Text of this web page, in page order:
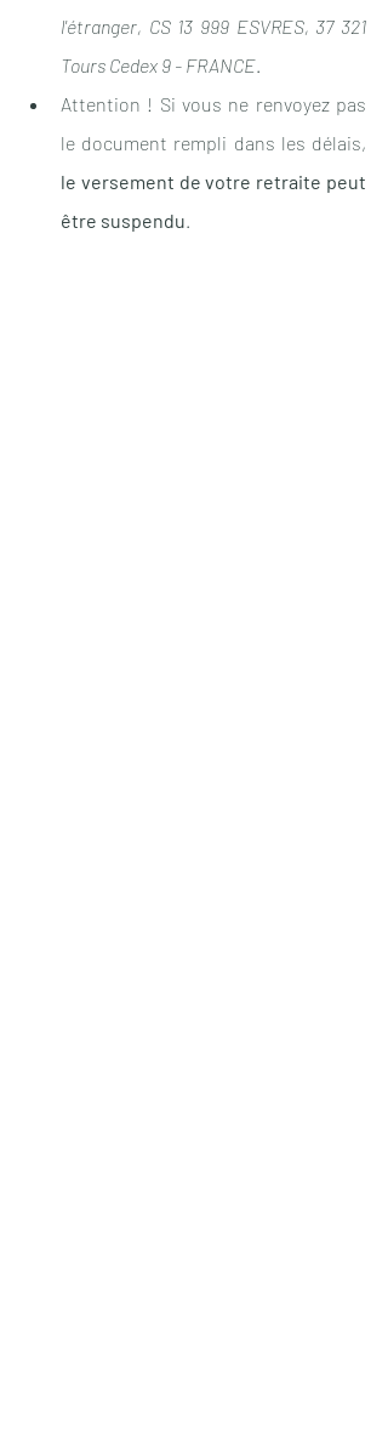
l'étranger, CS 13 999 ESVRES, 37 321
Tours Cedex 9 - FRANCE.
Attention ! Si vous ne renvoyez pas
le versement de votre retraite peut
être suspendu.